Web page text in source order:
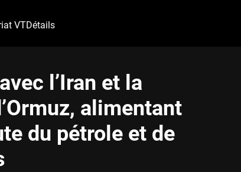
VTDétails
l’Iran et la
alimentant
du pétrole et de